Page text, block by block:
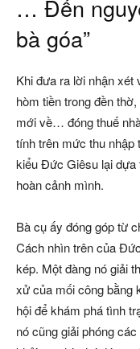
… Đến
bà góa”
Khi đưa ra lời nhận xét
hòm tiền trong đền
mới về… đóng thuế
tính trên mức thu nhập
kiểu Đức Giêsu lại dựa
hoàn cảnh mình.
Bà cụ ấy đóng góp từ
Cách nhìn trên của
kép. Một đàng nó giải
xử của mối công bằng
hội để khám phá tình
nó cũng giải phóng